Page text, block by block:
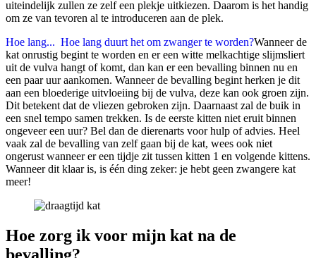
uiteindelijk zullen ze zelf een plekje uitkiezen. Daarom is het handig
om ze van tevoren al te introduceren aan de plek.
Hoe lang... Hoe lang duurt het om zwanger te worden?Wanneer de
kat onrustig begint te worden en er een witte melkachtige slijmsliert
uit de vulva hangt of komt, dan kan er een bevalling binnen nu en
een paar uur aankomen. Wanneer de bevalling begint herken je dit
aan een bloederige uitvloeiing bij de vulva, deze kan ook groen zijn.
Dit betekent dat de vliezen gebroken zijn. Daarnaast zal de buik in
een snel tempo samen trekken. Is de eerste kitten niet eruit binnen
ongeveer een uur? Bel dan de dierenarts voor hulp of advies. Heel
vaak zal de bevalling van zelf gaan bij de kat, wees ook niet
ongerust wanneer er een tijdje zit tussen kitten 1 en volgende kittens.
Wanneer dit klaar is, is één ding zeker: je hebt geen zwangere kat
meer!
Hoe zorg ik voor mijn kat na de